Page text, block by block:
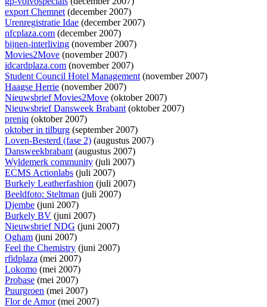
export Chemnet(december 2007)
Urenregistratie Idae (december 2007)
nfcplaza.com (december 2007)
bijnen-interliving (november 2007)
Movies2Move (november 2007)
idcardplaza.com (november 2007)
Student Council Hotel Management(november 2007)
Haagse Herrie (november 2007)
Nieuwsbrief Movies2Move (oktober 2007)
Nieuwsbrief Dansweek Brabant(oktober 2007)
preniq (oktober 2007)
oktober in tilburg (september 2007)
Loven-Besterd (fase 2) (augustus 2007)
Dansweekbrabant(augustus 2007)
Wyldemerk community (juli 2007)
ECMS Actionlabs (juli 2007)
Burkely Leatherfashion (juli 2007)
Beeldfoto: Steltman (juli 2007)
Djembe (juni 2007)
Burkely BV (juni 2007)
Nieuwsbrief NDG (juni 2007)
Ogham (juni 2007)
Feel the Chemistry (juni 2007)
rfidplaza (mei 2007)
Lokomo (mei 2007)
Probase (mei 2007)
Puurgroen (mei 2007)
Flor de Amor(mei 2007)